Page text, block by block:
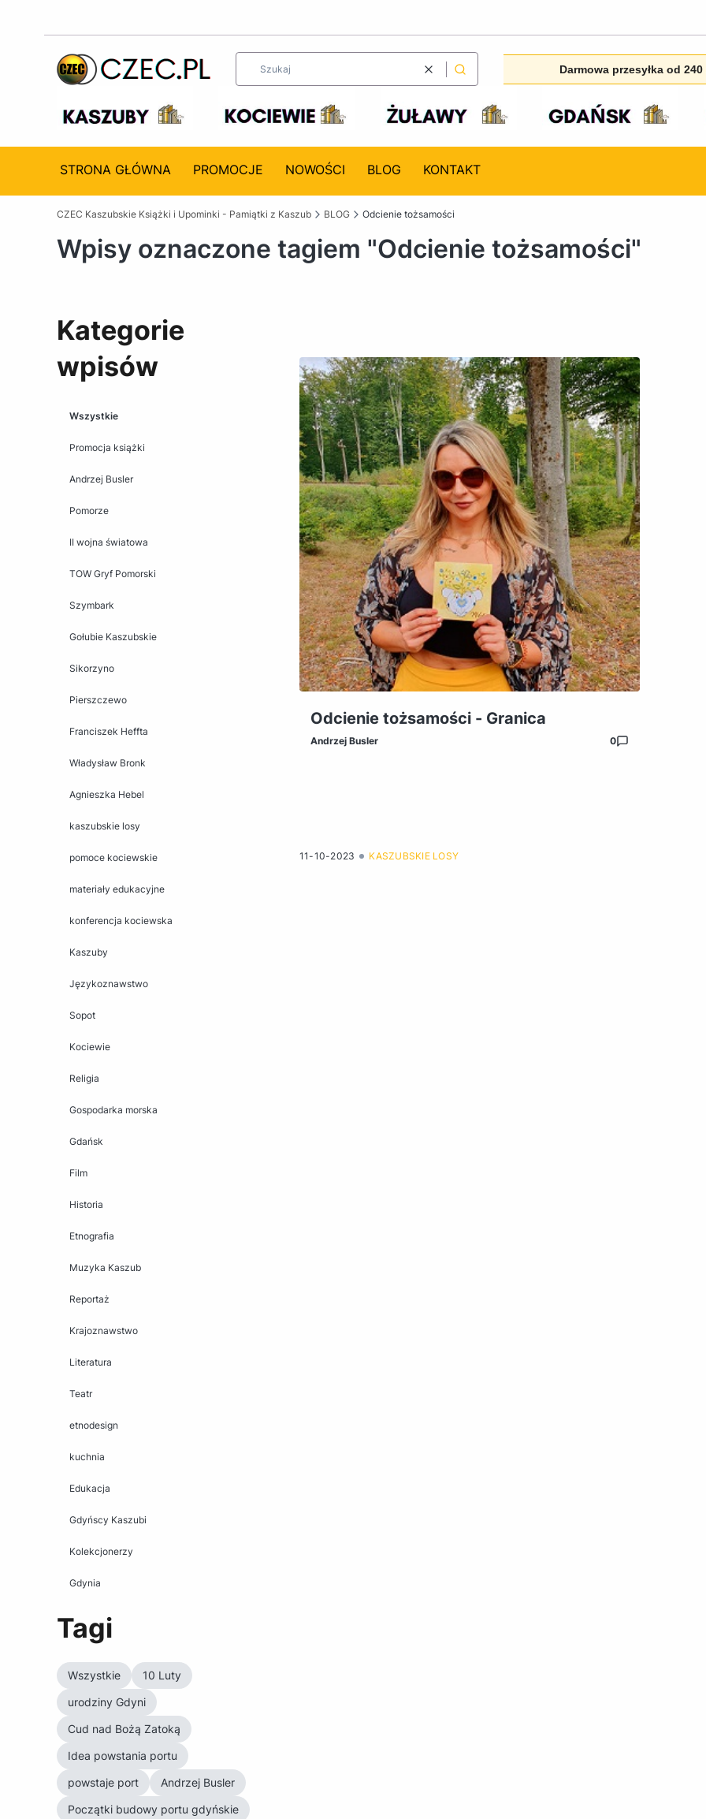
WyczyśćSzukaj Darmowa przesyłka od 240
STRONA GŁÓWNA PROMOCJE NOWOŚCI BLOG KONTAKT
CZEC Kaszubskie Książki i Upominki - Pamiątki z Kaszub BLOG Odcienie tożsamości
Wpisy oznaczone tagiem "Odcienie tożsamości"
Kategorie
wpisów
Wszystkie
Promocja książki
Andrzej Busler
Pomorze
II wojna światowa
TOW Gryf Pomorski
Szymbark
Gołubie Kaszubskie
Sikorzyno
Pierszczewo
Franciszek Heffta
Władysław Bronk
Agnieszka Hebel
kaszubskie losy
pomoce kociewskie
materiały edukacyjne
konferencja kociewska
Kaszuby
Językoznawstwo
Sopot
Kociewie
Religia
Gospodarka morska
Gdańsk
Film
Historia
Etnografia
Muzyka Kaszub
Reportaż
Krajoznawstwo
Literatura
Teatr
etnodesign
kuchnia
Edukacja
Gdyńscy Kaszubi
Kolekcjonerzy
Gdynia
Tagi
Wszystkie
10 Luty
urodziny Gdyni
Cud nad Bożą Zatoką
Idea powstania portu
powstaje port
Andrzej Busler
Początki budowy portu gdyńskie
Odcienie tożsamości - Granica
Andrzej Busler 0
11-10-2023 KASZUBSKIE LOSY